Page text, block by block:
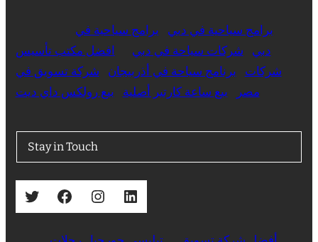
برامج سياحية في دبي
برامج سياحية في
دبي
شركات سياحة في دبي
افضل مكتب تأسيس
شركات
برنامج سياحة في أذربيجان
شركة تسويق في
مصر
بيع ساعة كارتير أصلية بيع رولكس داي ديت
Stay in Touch
Twitter Facebook Instagram LinkedIn